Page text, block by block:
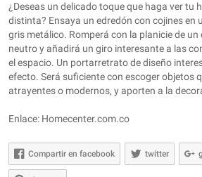
¿Deseas un delicado toque que haga ver tu
distinta? Ensaya un edredón con cojines en
gris metálico. Romperá con la planicie de
neutro y añadirá un giro interesante a las
el espacio. Un portarretrato de diseño
efecto. Será suficiente con escoger objetos
atrayentes o modernos, y aporten a la
Enlace: Homecenter.com.co
Compartir en facebook twitter